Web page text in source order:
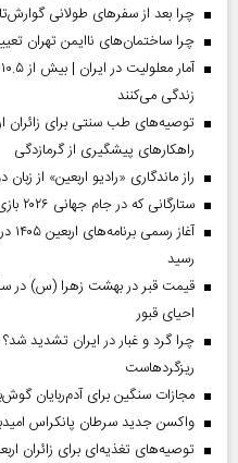
چرا بعد از سفرهای طولانی
چرا ساختمان‌های ناایمن تهران
زندگی می‌کنند
توصیه‌های طب سنتی برای
راهکارهای پیشگیری از گرمازدگی
راز ماندگاری «رادیو اربعین» از
ستارگانی که در جام جهانی ۲۰۲۶ بازی نکردند
رسید
احیای قبور
چرا گرد و غبار در ایران تشدید شد؟
ریزگردهاست
مجازات سنگین برای آدم‌ربایان
واکسن جدید سرطان پانکراس